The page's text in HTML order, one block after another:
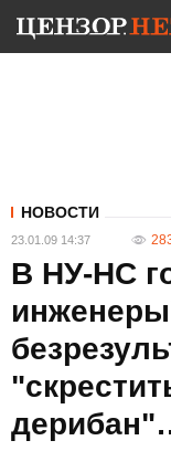
НОВОСТИ
23.01.09 14:37
В НУ-НС